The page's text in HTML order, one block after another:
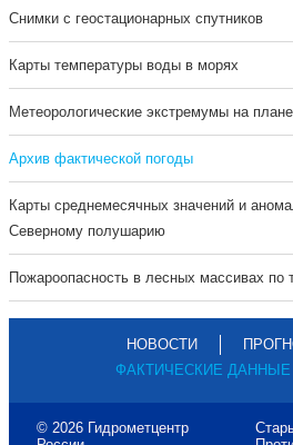
Cнимки с геостационарных спутников
Карты температуры воды в морях
Метеорологические экстремумы на
Архив фактической погоды
Карты среднемесячных значений и
Северному полушарию
Пожароопасность в лесных массивах по
НОВОСТИ
ФАКТИЧЕСКИЕ ДАННЫЕ
© 2026 Гидрометцентр